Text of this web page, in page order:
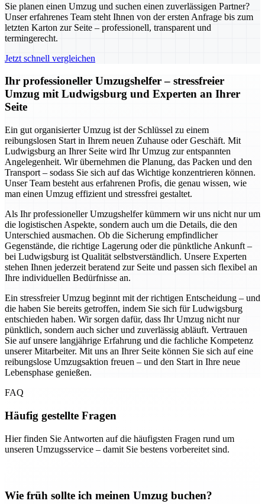
Sie planen einen Umzug und suchen einen zuverlässigen Partner?
Unser erfahrenes Team steht Ihnen von der ersten Anfrage bis zum
letzten Karton zur Seite – professionell, transparent und
termingerecht.
Jetzt schnell vergleichen
Ihr professioneller Umzugshelfer – stressfreier
Umzug mit Ludwigsburg und Experten an Ihrer
Seite
Ein gut organisierter Umzug ist der Schlüssel zu einem
reibungslosen Start in Ihrem neuen Zuhause oder Geschäft. Mit
Ludwigsburg an Ihrer Seite wird Ihr Umzug zur entspannten
Angelegenheit. Wir übernehmen die Planung, das Packen und den
Transport – sodass Sie sich auf das Wichtige konzentrieren können.
Unser Team besteht aus erfahrenen Profis, die genau wissen, wie
man einen Umzug effizient und stressfrei gestaltet.
Als Ihr professioneller Umzugshelfer kümmern wir uns nicht nur um
die logistischen Aspekte, sondern auch um die Details, die den
Unterschied ausmachen. Ob die Sicherung empfindlicher
Gegenstände, die richtige Lagerung oder die pünktliche Ankunft –
bei Ludwigsburg ist Qualität selbstverständlich. Unsere Experten
stehen Ihnen jederzeit beratend zur Seite und passen sich flexibel an
Ihre individuellen Bedürfnisse an.
Ein stressfreier Umzug beginnt mit der richtigen Entscheidung – und
die haben Sie bereits getroffen, indem Sie sich für Ludwigsburg
entschieden haben. Wir sorgen dafür, dass Ihr Umzug nicht nur
pünktlich, sondern auch sicher und zuverlässig abläuft. Vertrauen
Sie auf unsere langjährige Erfahrung und die fachliche Kompetenz
unserer Mitarbeiter. Mit uns an Ihrer Seite können Sie sich auf eine
reibungslose Umzugsaktion freuen – und den Start in Ihre neue
Lebensphase genießen.
FAQ
Häufig gestellte Fragen
Hier finden Sie Antworten auf die häufigsten Fragen rund um
unseren Umzugsservice – damit Sie bestens vorbereitet sind.
Wie früh sollte ich meinen Umzug buchen?